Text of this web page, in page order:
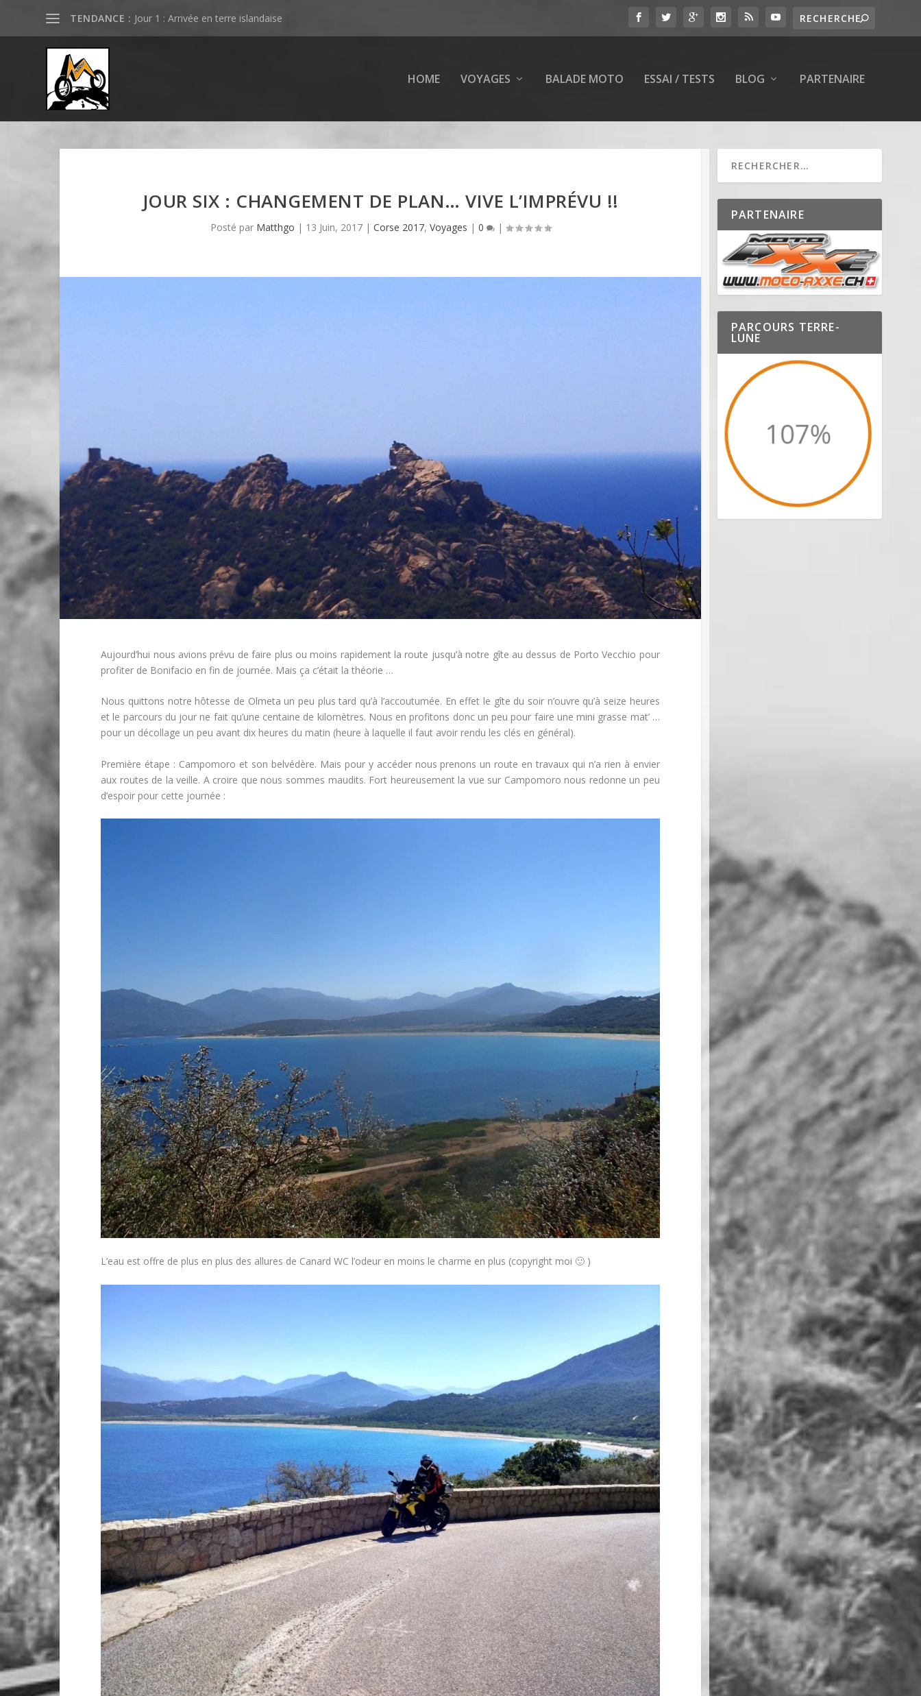
TENDANCE : Jour 1 : Arrivée en terre islandaise
HOME VOYAGES BALADE MOTO ESSAI / TESTS BLOG PARTENAIRE
JOUR SIX : CHANGEMENT DE PLAN… VIVE L’IMPRÉVU !!
Posté par Matthgo | 13 Juin, 2017| Corse 2017, Voyages | 0 |
Aujourd’hui nous avions prévu de faire plus ou moins rapidement la route jusqu’à notre gîte au dessus de Porto Vecchio pour
profiter de Bonifacio en fin de journée. Mais ça c’était la théorie …
Nous quittons notre hôtesse de Olmeta un peu plus tard qu’à l’accoutumée. En effet le gîte du soir n’ouvre qu’à seize heures
et le parcours du jour ne fait qu’une centaine de kilomètres. Nous en profitons donc un peu pour faire une mini grasse mat’ …
pour un décollage un peu avant dix heures du matin (heure à laquelle il faut avoir rendu les clés en général).
Première étape : Campomoro et son belvédère. Mais pour y accéder nous prenons un route en travaux qui n’a rien à envier
aux routes de la veille. A croire que nous sommes maudits. Fort heureusement la vue sur Campomoro nous redonne un peu
d’espoir pour cette journée :
L’eau est offre de plus en plus des allures de Canard WC l’odeur en moins le charme en plus (copyright moi 🙂 )
PARTENAIRE
PARCOURS TERRE-
LUNE